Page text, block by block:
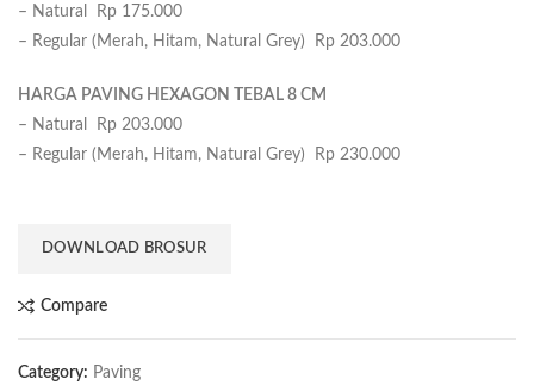
– Natural Rp 175.000
– Regular (Merah, Hitam, Natural Grey) Rp 203.000
HARGA PAVING HEXAGON TEBAL 8 CM
– Natural Rp 203.000
– Regular (Merah, Hitam, Natural Grey) Rp 230.000
DOWNLOAD BROSUR
Compare
Category: Paving